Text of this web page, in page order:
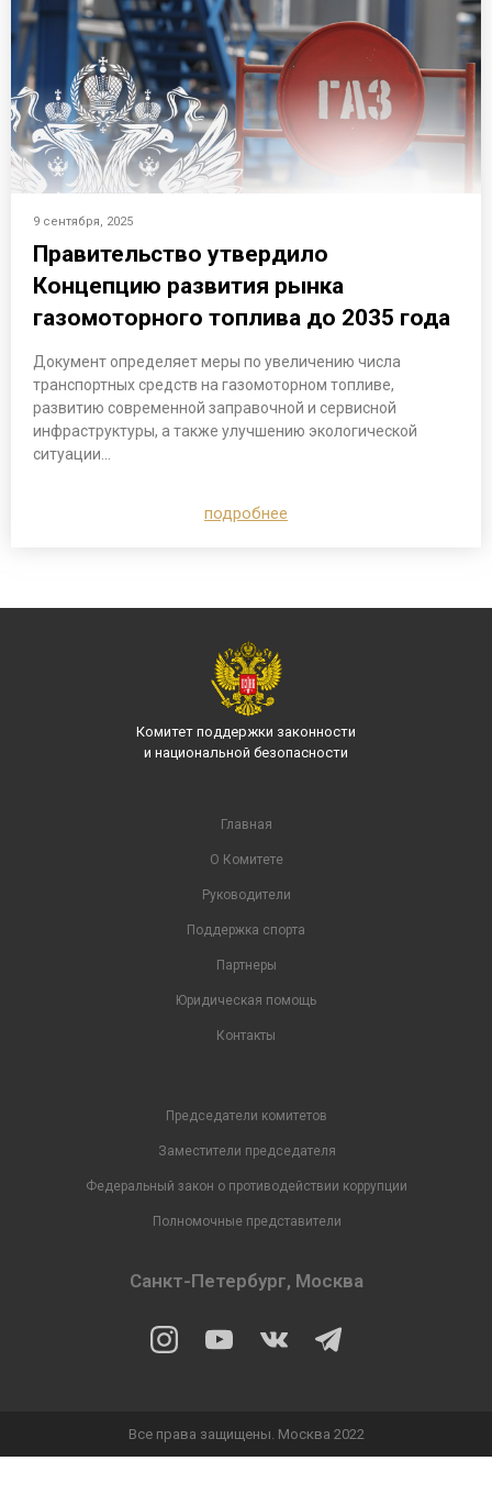
9 сентября, 2025
Правительство утвердило
Концепцию развития рынка
газомоторного топлива до 2035 года
Документ определяет меры по увеличению числа
транспортных средств на газомоторном топливе,
развитию современной заправочной и сервисной
инфраструктуры, а также улучшению экологической
ситуации…
подробнее
Комитет поддержки законности
и национальной безопасности
Главная
О Комитете
Руководители
Поддержка спорта
Партнеры
Юридическая помощь
Контакты
Председатели комитетов
Заместители председателя
Федеральный закон о противодействии коррупции
Полномочные представители
Санкт-Петербург, Москва
Все права защищены. Москва 2022